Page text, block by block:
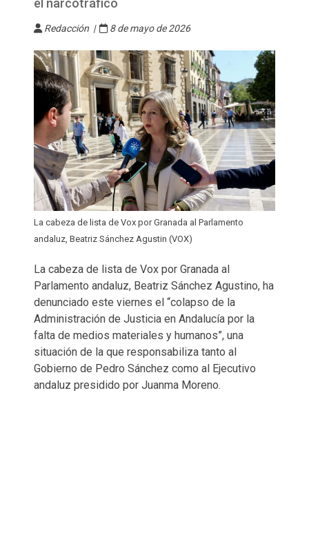
el narcotráfico
Redacción | 8 de mayo de 2026
La cabeza de lista de Vox por Granada al Parlamento
andaluz, Beatriz Sánchez Agustin (VOX)
La cabeza de lista de Vox por Granada al
Parlamento andaluz, Beatriz Sánchez Agustino, ha
denunciado este viernes el “colapso de la
Administración de Justicia en Andalucía por la
falta de medios materiales y humanos”, una
situación de la que responsabiliza tanto al
Gobierno de Pedro Sánchez como al Ejecutivo
andaluz presidido por Juanma Moreno.